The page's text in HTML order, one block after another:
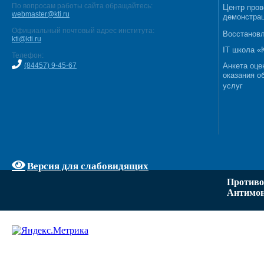
По вопросам работы сайта обращайтесь:
webmaster@kti.ru
Официальный почтовый адрес института:
kti@kti.ru
Телефон:
(84457) 9-45-67
Версия для слабовидящих
Центр
IT школа
Анкета
оказания
услуг